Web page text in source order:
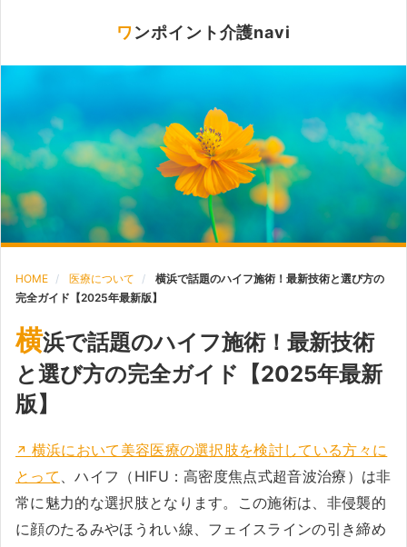
ワンポイント介護navi
HOME 医療について
横浜で話題のハイフ施術！最新技術と選び方の
完全ガイド【2025年最新版】
横浜で話題のハイフ施術！最新技術
と選び方の完全ガイド【2025年最新
版】
横浜において美容医療の選択肢を検討している方々に
とって 、ハイフ（HIFU：高密度焦点式超音波治療）は非
常に魅力的な選択肢となります。この施術は、非侵襲的
に顔のたるみやほうれい線、フェイスラインの引き締め